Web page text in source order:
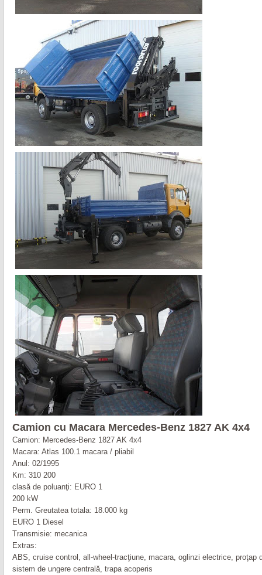
Camion cu Macara Mercedes-Benz 1827 AK 4x4
Camion: Mercedes-Benz 1827 AK 4x4
Macara: Atlas 100.1 macara / pliabil
Anul: 02/1995
Km: 310 200
clasă de poluanţi: EURO 1
200 kW
Perm. Greutatea totala: 18.000 kg
EURO 1 Diesel
Transmisie: mecanica
Extras:
ABS, cruise control, all-wheel-tracţiune, macara, oglinzi electrice, proţap
sistem de ungere centrală, trapa acoperis